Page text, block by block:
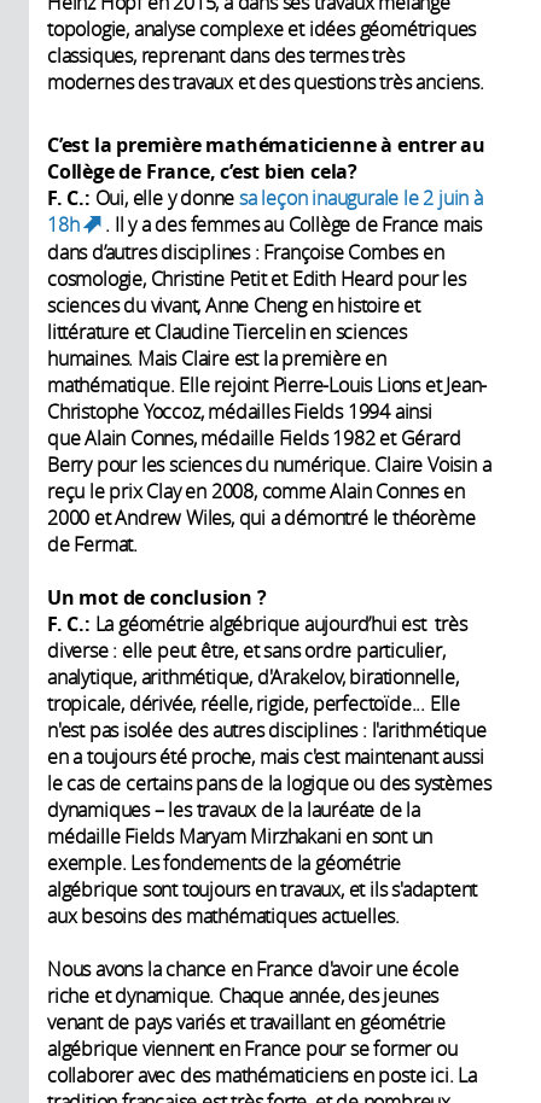
topologie, analyse complexe et idées géométriques
classiques, reprenant dans des termes très
modernes des travaux et des questions très anciens.
C’est la première mathématicienne à entrer au
Collège de France, c’est bien cela?
F. C.: Oui, elle y donnesa leçon inaugurale le 2 juin à
18h
(link is external)
. Il y a des femmes au Collège de France mais
dans d’autres disciplines : Françoise Combes en
cosmologie, Christine Petit et Edith Heard pour les
sciences du vivant, Anne Cheng en histoire et
littérature et Claudine Tiercelin en sciences
humaines. Mais Claire est la première en
mathématique. Elle rejoint Pierre-Louis Lions et Jean-
Christophe Yoccoz, médailles Fields 1994 ainsi
que Alain Connes, médaille Fields 1982 et Gérard
Berry pour les sciences du numérique. Claire Voisin a
reçu le prix Clay en 2008, comme Alain Connes en
2000 et Andrew Wiles, qui a démontré le théorème
de Fermat.
Un mot de conclusion ?
F. C.: La géométrie algébrique aujourd’hui est très
diverse : elle peut être, et sans ordre particulier,
analytique, arithmétique, d'Arakelov, birationnelle,
tropicale, dérivée, réelle, rigide, perfectoïde... Elle
n'est pas isolée des autres disciplines : l'arithmétique
en a toujours été proche, mais c'est maintenant aussi
le cas de certains pans de la logique ou des systèmes
dynamiques – les travaux de la lauréate de la
médaille Fields Maryam Mirzhakani en sont un
exemple. Les fondements de la géométrie
algébrique sont toujours en travaux, et ils s'adaptent
aux besoins des mathématiques actuelles.
Nous avons la chance en France d'avoir une école
riche et dynamique. Chaque année, des jeunes
venant de pays variés et travaillant en géométrie
algébrique viennent en France pour se former ou
collaborer avec des mathématiciens en poste ici. La